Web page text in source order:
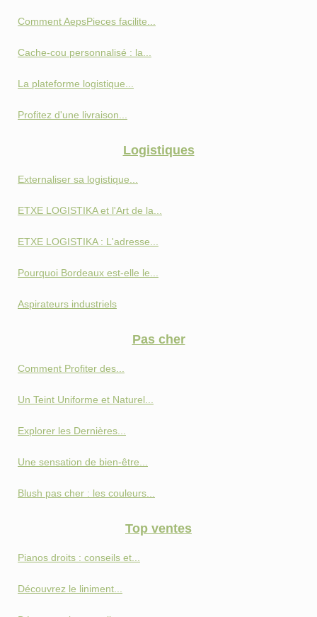
Comment AepsPieces facilite...
Cache-cou personnalisé : la...
La plateforme logistique...
Profitez d'une livraison...
Logistiques
Externaliser sa logistique...
ETXE LOGISTIKA et l'Art de la...
ETXE LOGISTIKA : L'adresse...
Pourquoi Bordeaux est-elle le...
Aspirateurs industriels
Pas cher
Comment Profiter des...
Un Teint Uniforme et Naturel...
Explorer les Dernières...
Une sensation de bien-être...
Blush pas cher : les couleurs...
Top ventes
Pianos droits : conseils et...
Découvrez le liniment...